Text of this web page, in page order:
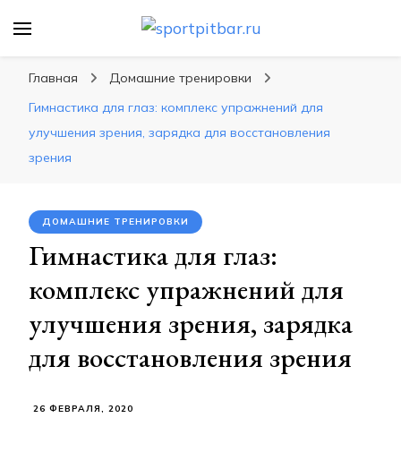
спортивных упражнения, правильные
диеты, программы тренировок
Главная
Домашние тренировки
Гимнастика для глаз: комплекс упражнений для
улучшения зрения, зарядка для восстановления
зрения
ДОМАШНИЕ ТРЕНИРОВКИ
Гимнастика для глаз:
комплекс упражнений для
улучшения зрения, зарядка
для восстановления зрения
26 ФЕВРАЛЯ, 2020